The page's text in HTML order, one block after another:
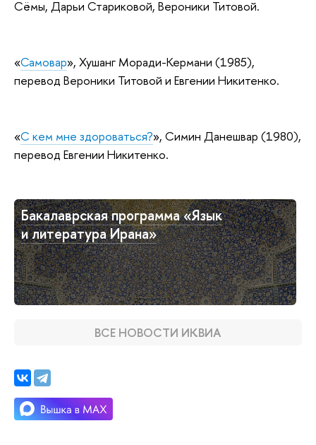
Сёмы, Дарьи Стариковой, Вероники Титовой.
«Самовар», Хушанг Моради-Кермани (1985),
перевод Вероники Титовой и Евгении Никитенко.
«С кем мне здороваться?», Симин Данешвар (1980),
перевод Евгении Никитенко.
Бакалаврская программа «Язык
и литература Ирана»
ВСЕ НОВОСТИ ИКВИА